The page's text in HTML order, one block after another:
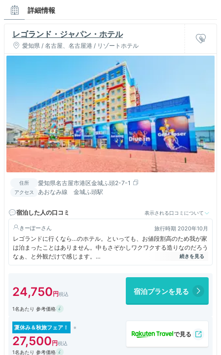
詳細情報
レゴランド・ジャパン・ホテル
愛知県 / 名古屋、名古屋港 / リゾートホテル
住所 愛知県名古屋市港区金城ふ頭2-7-1
アクセス あおなみ線 金城ふ頭駅
宿泊した人の口コミ 表示される口コミについて
きーぽー 旅行時期 2020年10月
レゴランドに行くなら…のホテル。といっても、お値段割高のため我が家
は泊まったことはありません。中もさぞかしワクワクする造りなのだろう
なぁ、と外観だけで感じます。
ホテルの建物内にシーライフ（水族館）もあります。
24,750 宿泊プランを見る
1名あたり 参考価格
夏休み＆秋旅フェア！
27,500
1名あたり 参考価格